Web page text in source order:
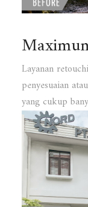
Layanan
penyesuaian
yang cukup